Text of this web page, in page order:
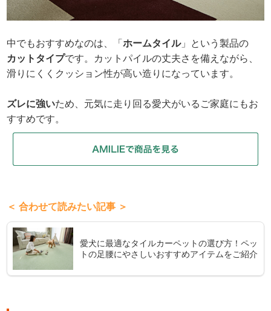
中でもおすすめなのは、「ホームタイル」という製品の
カットタイプです。カットパイルの丈夫さを備えながら、
滑りにくくクッション性が高い造りになっています。
ズレに強いため、元気に走り回る愛犬がいるご家庭にもお
すすめです。
＜ 合わせて読みたい記事 ＞
愛犬に最適なタイルカーペットの選び方！ペッ
トの足腰にやさしいおすすめアイテムをご紹介